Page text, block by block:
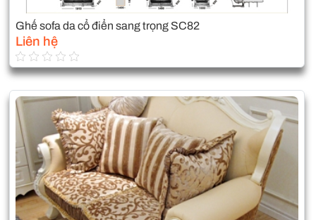
Ghế sofa da cổ điển sang trọng SC82
Liên hệ